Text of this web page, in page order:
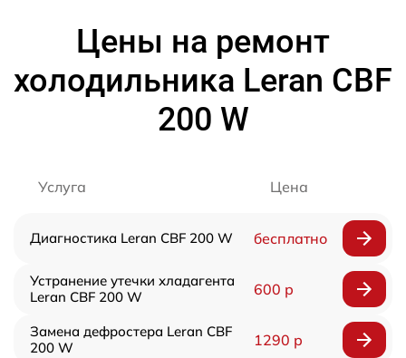
Цены на ремонт
холодильника Leran CBF
200 W
Услуга Цена
Диагностика Leran CBF 200 W бесплатно
Устранение утечки хладагента
Leran CBF 200 W
600 р
Замена дефростера Leran CBF
200 W
1290 р